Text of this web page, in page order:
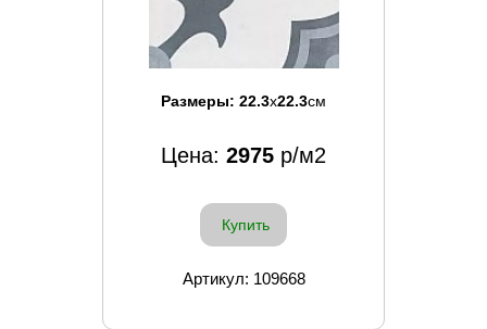
Размеры: 22.3x22.3см
Цена: 2975 р/м2
Купить
Артикул: 109668